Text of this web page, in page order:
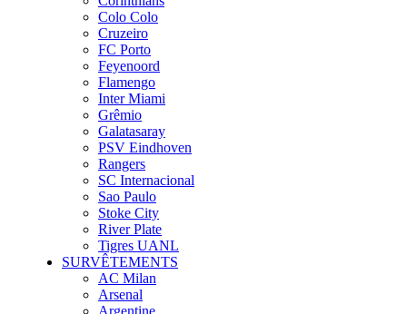
Colo Colo
Cruzeiro
FC Porto
Feyenoord
Flamengo
Inter Miami
Grêmio
Galatasaray
PSV Eindhoven
Rangers
SC Internacional
Sao Paulo
Stoke City
River Plate
Tigres UANL
SURVÊTEMENTS
AC Milan
Arsenal
Argentine